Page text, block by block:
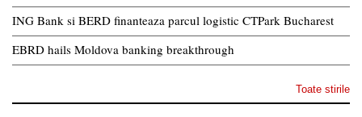
ING Bank si BERD finanteaza parcul logistic CTPark Bucharest
EBRD hails Moldova banking breakthrough
Toate stirile